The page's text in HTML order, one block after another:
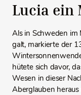
Lucia ein
Als in Schweden im
galt, markierte der
hütete sich davor,
Wesen in dieser
Aberglauben